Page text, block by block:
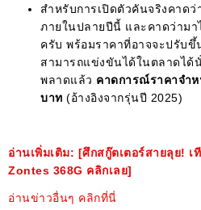
สำหรับการเปิดตัวคันจริงคาดว่
ภายในปลายปีนี้ และคาดว่าม
ครับ พร้อมราคาที่อาจจะปรับขึ้
สามารถแข่งขันได้ในตลาดได้
พลาดแล้ว คาดการณ์ราคาจำ
บาท (อ้างอิงจากรุ่นปี 2025)
อ่านเพิ่มเติม: [ศึกสกู๊ตเตอร์สายลุย! เ
Zontes 368G คลิกเลย]
อ่านข่าวอื่นๆ คลิกที่นี่